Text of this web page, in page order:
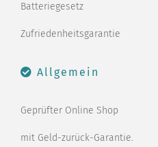
Batteriegesetz
Zufriedenheitsgarantie
Allgemein
Geprüfter Online Shop
mit Geld-zurück-Garantie.